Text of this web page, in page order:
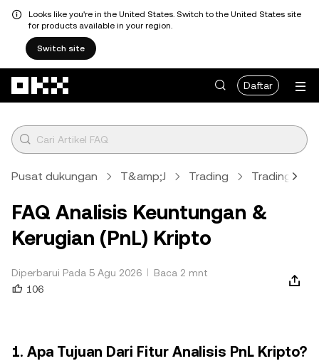
Looks like you're in the United States. Switch to the United States site
for products available in your region.
Switch site
Daftar
Pusat dukungan T&amp;J Trading Trading
FAQ Analisis Keuntungan &
Kerugian (PnL) Kripto
Diperbarui Pada 5 Agu 2026
Baca 2 mnt
106
1. Apa Tujuan Dari Fitur Analisis PnL Kripto?